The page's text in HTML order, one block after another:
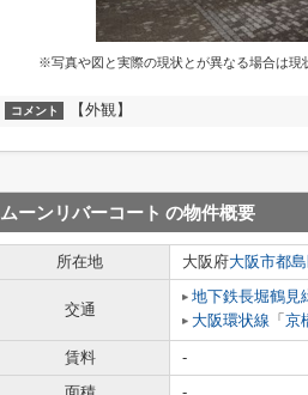
※写真や図と実際の現状とが異なる場合は現
コメント 【外観】
ムーンリバーコート の物件概要
所在地 大阪府大阪市都
交通
地下鉄長堀鶴見
大阪環状線 「 京
賃料 -